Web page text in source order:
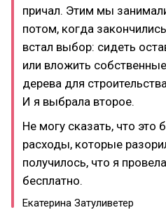
причал. Этим мы
потом, когда
встал выбор: сидеть
или вложить
дерева для
И я выбрала второе.
Не могу сказать, что это
расходы, которые
получилось, что я
бесплатно.
Екатерина Затуливетер